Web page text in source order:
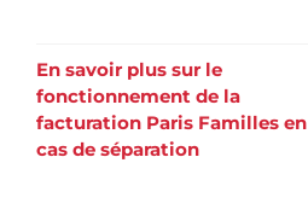
En savoir plus sur le
fonctionnement de la
facturation Paris Familles en
cas de séparation